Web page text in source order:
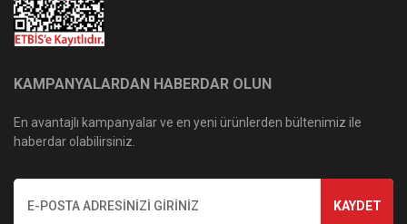
KAMPANYALARDAN HABERDAR OLUN
En avantajlı kampanyalar ve en yeni ürünlerden bültenimiz ile
haberdar olabilirsiniz.
KAYDET